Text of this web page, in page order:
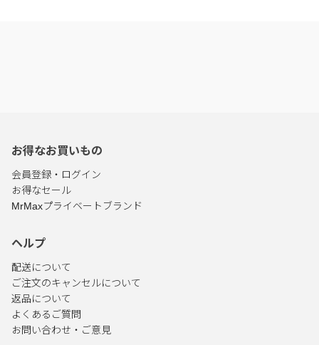
お得なお買いもの
会員登録・ログイン
お得なセール
MrMaxプライベートブランド
ヘルプ
配送について
ご注文のキャンセルについて
返品について
よくあるご質問
お問い合わせ・ご意見